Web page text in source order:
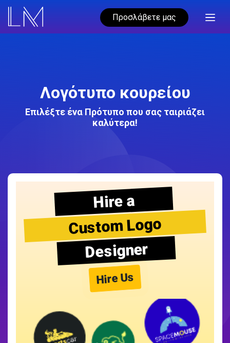
Προσλάβετε μας
Λογότυπο κουρείου
Επιλέξτε ένα Πρότυπο που σας ταιριάζει
καλύτερα!
Hire a
Custom Logo
Designer
Hire Us